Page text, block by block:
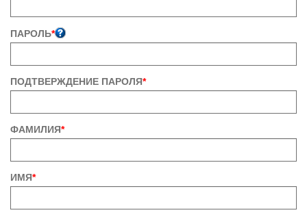
ПАРОЛЬ*
ПОДТВЕРЖДЕНИЕ ПАРОЛЯ*
ФАМИЛИЯ*
ИМЯ*